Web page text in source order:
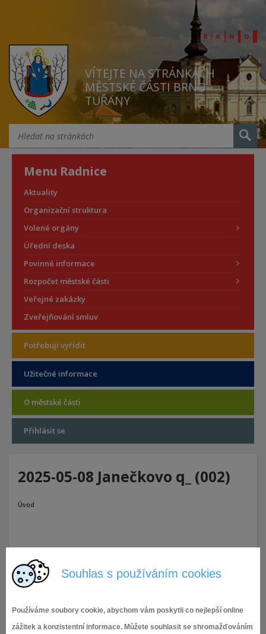
Souhlas s používáním cookies
Používáme soubory cookie, abychom vám poskytli co nejlepší online
zážitek a konzistentní informace. Můžete souhlasit se shromažďováním
VÍTEJTE NA STRÁNKÁCH
MĚSTSKÉ ČÁSTI BRNO
TUŘANY
Menu Radnice
Aktuality
Organizační struktura
Volené orgány
Úřední deska
Povinné informace
Rozpočet městské části
Veřejné zakázky
Zveřejňování smluv
Potřebuji vyřídit
Užitečné informace
O městské části
Přihlásit se
2025-05-08 Janečkovo q_ (002)
Úvod
27.3.2025